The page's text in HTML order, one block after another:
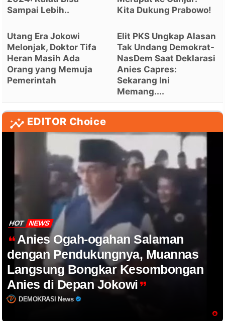
Sampai Lebih..
Kita Dukung Prabowo!
Utang Era Jokowi
Melonjak, Doktor Tifa
Heran Masih Ada
Orang yang Memuja
Pemerintah
Elit PKS Ungkap Alasan
Tak Undang Demokrat-
NasDem Saat Deklarasi
Anies Capres:
Sekarang Ini
Memang....
EDITOR Choice
HOT NEWS
Anies Ogah-ogahan Salaman
dengan Pendukungnya, Muannas
Langsung Bongkar Kesombongan
Anies di Depan Jokowi
DEMOKRASI News